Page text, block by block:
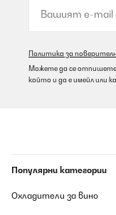
Политика за
Можете да се отпишете
който и да е имейл или
Популярни категории
Охладители за вино